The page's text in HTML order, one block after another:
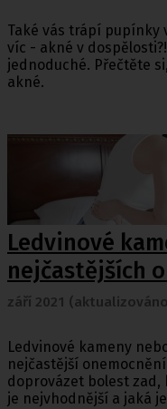
Také vás trápí pupínky
víc - akné v
jednoduché. Přečtěte
akné.
Ledvinové
nejčastějších
září 2021
Ledvinové kameny
nejčastější
doprovázet bolest zad,
je nejvhodnější a jaká